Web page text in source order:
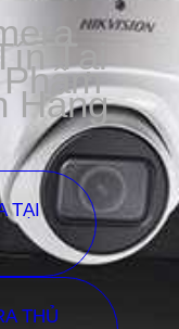
Tại
Hãng
TẠI
THỦ